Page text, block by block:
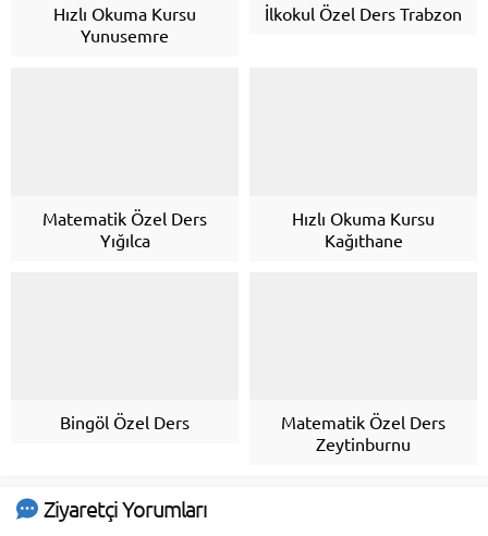
Hızlı Okuma Kursu
Yunusemre
İlkokul Özel Ders Trabzon
Matematik Özel Ders
Yığılca
Hızlı Okuma Kursu
Kağıthane
Bingöl Özel Ders
Matematik Özel Ders
Zeytinburnu
Ziyaretçi Yorumları